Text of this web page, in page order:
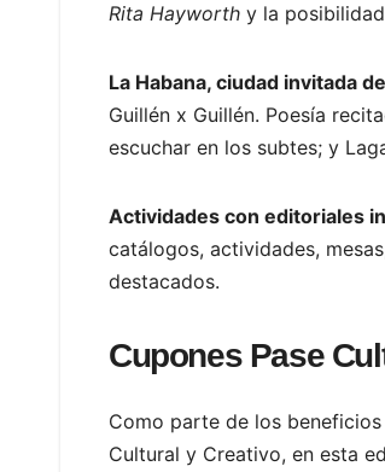
Rita Hayworth y la
La Habana, ciudad invitada
Guillén x Guillén. Poesía
escuchar en los subtes; y
Actividades con editoriales
catálogos, actividades,
destacados.
Cupones Pase
Como parte de los
Cultural y Creativo, en esta